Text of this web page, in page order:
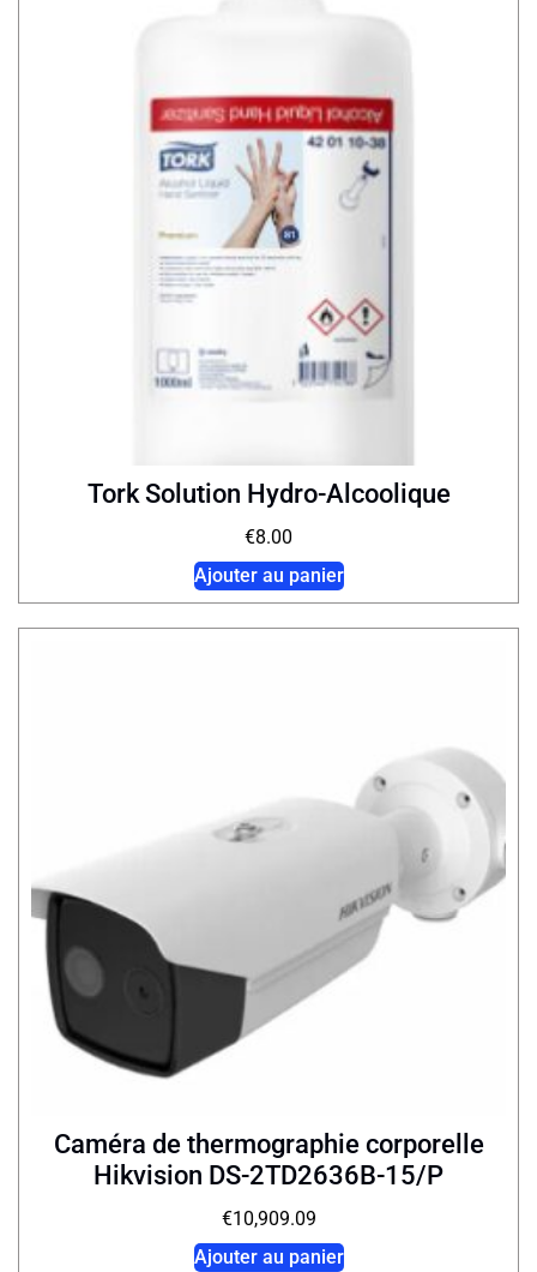
Tork Solution Hydro-Alcoolique
€8.00
Ajouter au panier
Caméra de thermographie corporelle
Hikvision DS-2TD2636B-15/P
€10,909.09
Ajouter au panier